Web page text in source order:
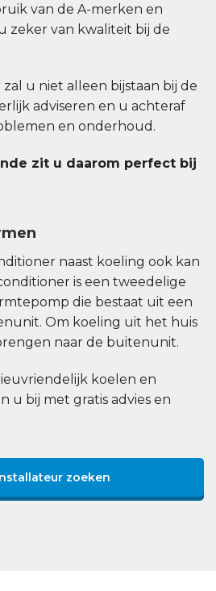
van de A-merken en
zeker van kwaliteit bij de
u niet alleen bijstaan bij de
adviseren en u achteraf
en onderhoud.
zit u daarom perfect bij
naast koeling ook kan
is een tweedelige
die bestaat uit een
Om koeling uit het huis
naar de buitenunit.
koelen en
u bij met gratis advies en
zoeken